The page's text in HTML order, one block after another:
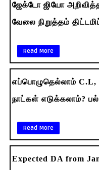
ஜேக்டோ ஜியோ
வேலை நிறுத்தம்
Read More
எப்பொழுதெல்லாம்
நாட்கள் எடுக்கலாம்?
Read More
Expected DA from